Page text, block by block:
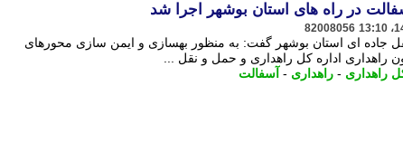
82008056
جاده ای استان بوشهر گفت: به منظور بهسازی و ایمن سازی محورهای
راهداری اداره کل راهداری و حمل و نقل ...
راهداری - راهداری - آسفالت